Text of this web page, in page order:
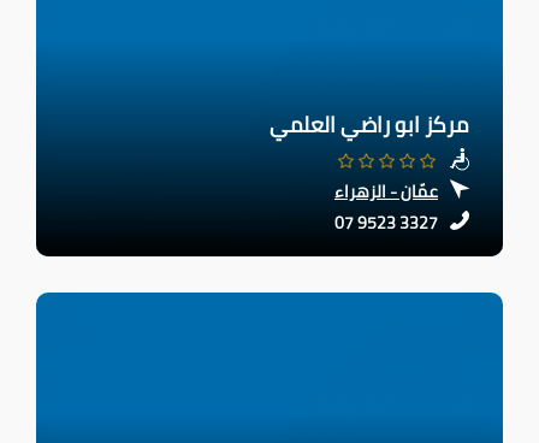
مركز ابو راضي العلمي
عمّان - الزهراء
07 9523 3327